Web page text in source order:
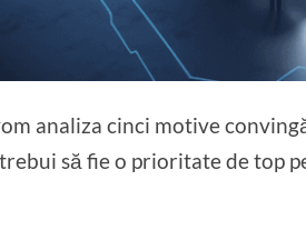
analiza cinci motive
să fie o prioritate de top